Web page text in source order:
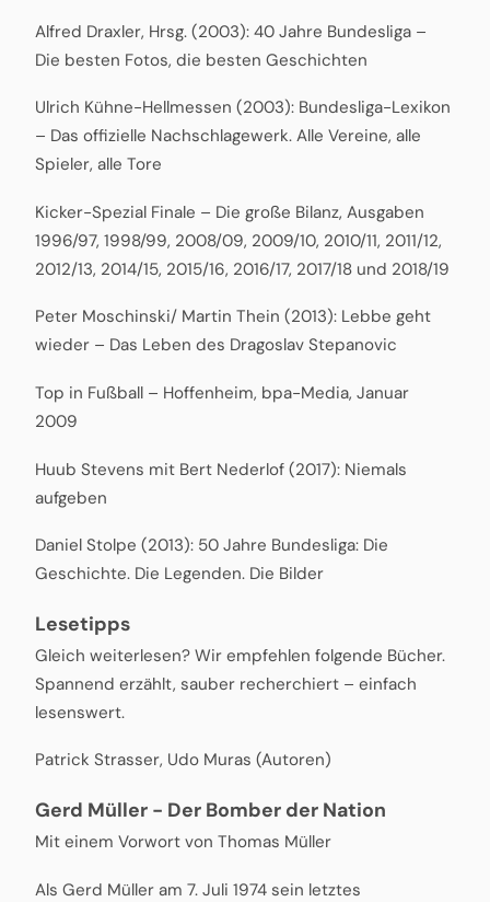
Alfred Draxler, Hrsg. (2003): 40 Jahre Bundesliga –
Die besten Fotos, die besten Geschichten
Ulrich Kühne-Hellmessen (2003): Bundesliga-Lexikon
– Das offizielle Nachschlagewerk. Alle Vereine, alle
Spieler, alle Tore
Kicker-Spezial Finale – Die große Bilanz, Ausgaben
1996/97, 1998/99, 2008/09, 2009/10, 2010/11, 2011/12,
2012/13, 2014/15, 2015/16, 2016/17, 2017/18 und 2018/19
Peter Moschinski/ Martin Thein (2013): Lebbe geht
wieder – Das Leben des Dragoslav Stepanovic
Top in Fußball – Hoffenheim, bpa-Media, Januar
2009
Huub Stevens mit Bert Nederlof (2017): Niemals
aufgeben
Daniel Stolpe (2013): 50 Jahre Bundesliga: Die
Geschichte. Die Legenden. Die Bilder
Lesetipps
Gleich weiterlesen? Wir empfehlen folgende Bücher.
Spannend erzählt, sauber recherchiert – einfach
lesenswert.
Patrick Strasser, Udo Muras (Autoren)
Gerd Müller - Der Bomber der Nation
Mit einem Vorwort von Thomas Müller
Als Gerd Müller am 7. Juli 1974 sein letztes